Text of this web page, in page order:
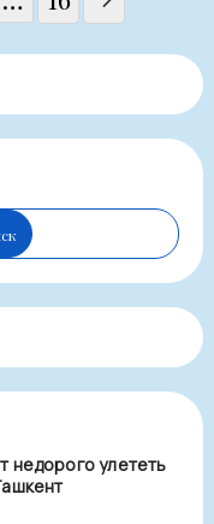
недорого улететь